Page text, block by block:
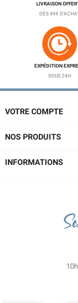
LIVRAISON
DÈS 49€
EXPÉDITION
SOUS 24H
VOTRE COMPTE
NOS PRODUITS
INFORMATIONS